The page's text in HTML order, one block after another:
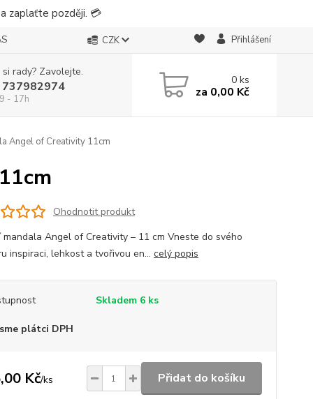
zaplaťte později. 💳
CZK Přihlášení
rady? Zavolejte.
737982974
- 17h
0ks
za 0,00 Kč
Angel of Creativity 11cm
Ohodnotit produkt
mandala Angel of Creativity – 11 cm Vneste do svého
inspiraci, lehkost a tvořivou en... celý popis
Skladem 6 ks
plátci DPH
Kč/ks Přidat do košíku